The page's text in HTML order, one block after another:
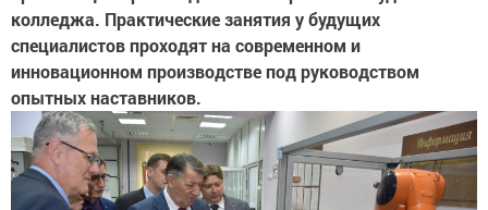
колледжа. Практические занятия у будущих
специалистов проходят на современном и
инновационном производстве под руководством
опытных наставников.